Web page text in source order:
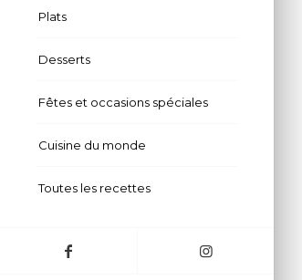
Plats
Desserts
Fêtes et occasions spéciales
Cuisine du monde
Toutes les recettes